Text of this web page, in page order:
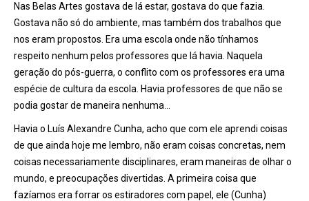
Nas Belas Artes gostava de lá estar, gostava do que fazia.
Gostava não só do ambiente, mas também dos trabalhos que
nos eram propostos. Era uma escola onde não tínhamos
respeito nenhum pelos professores que lá havia. Naquela
geração do pós-guerra, o conflito com os professores era uma
espécie de cultura da escola. Havia professores de que não se
podia gostar de maneira nenhuma…
Havia o Luís Alexandre Cunha, acho que com ele aprendi coisas
de que ainda hoje me lembro, não eram coisas concretas, nem
coisas necessariamente disciplinares, eram maneiras de olhar o
mundo, e preocupações divertidas. A primeira coisa que
fazíamos era forrar os estiradores com papel, ele (Cunha)